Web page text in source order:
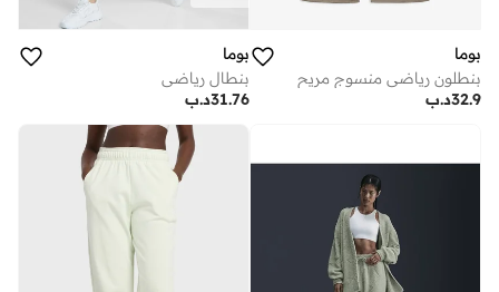
بوما
بنطلون رياضي منسوج مريح
د.ب32.9
بوما
بنطال رياضي
د.ب31.76